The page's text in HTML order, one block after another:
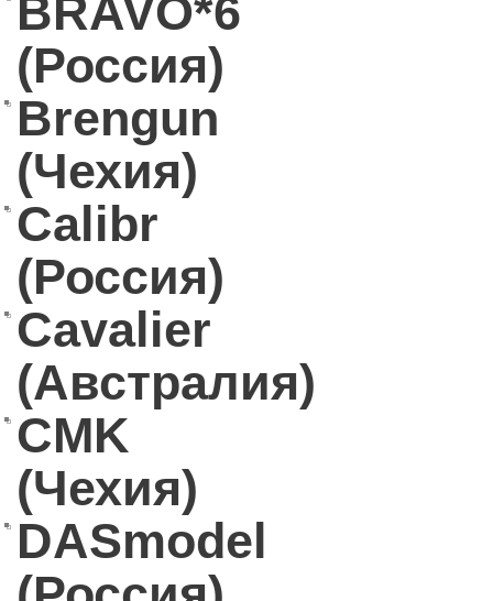
BRAVO*6
(Россия)
Brengun
(Чехия)
Calibr
(Россия)
Cavalier
(Австралия)
CMK
(Чехия)
DASmodel